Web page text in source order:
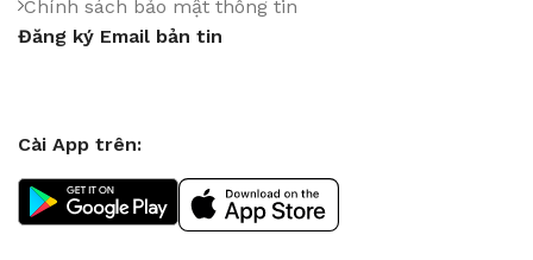
Chính sách bảo mật thông tin
Đăng ký Email bản tin
Cài App trên: